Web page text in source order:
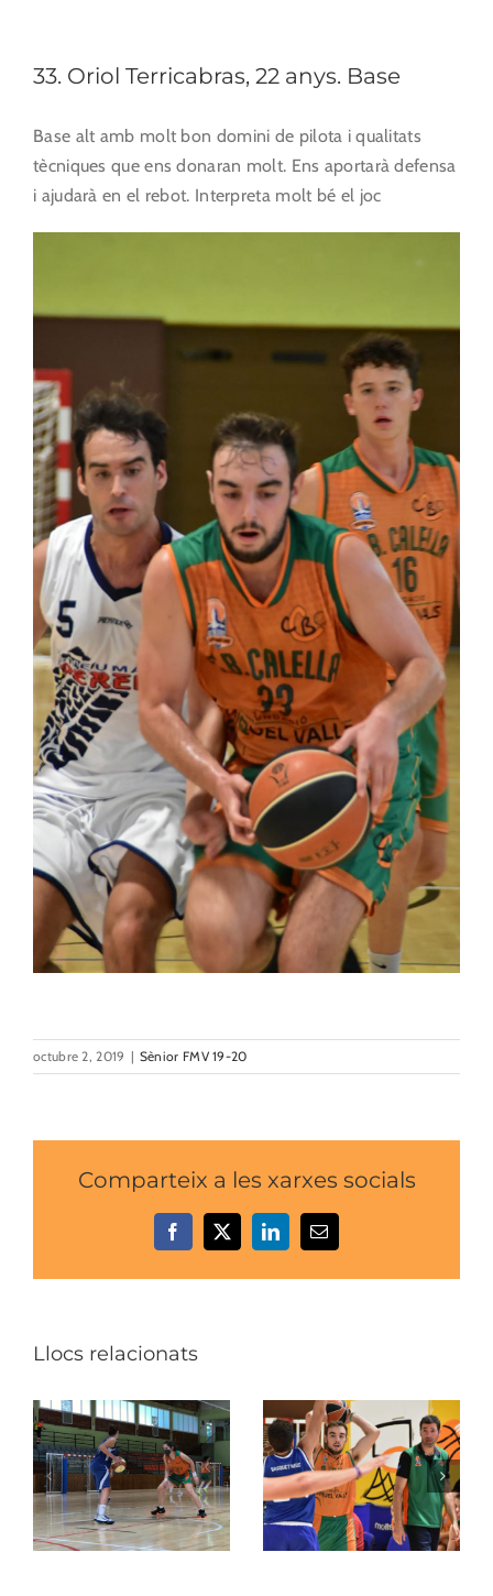
33. Oriol Terricabras, 22 anys. Base
Base alt amb molt bon domini de pilota i qualitats
tècniques que ens donaran molt. Ens aportarà defensa
i ajudarà en el rebot. Interpreta molt bé el joc
octubre 2, 2019 | Sènior FMV 19-20
Comparteix a les xarxes socials
Facebook
X LinkedInEmail:
Llocs relacionats